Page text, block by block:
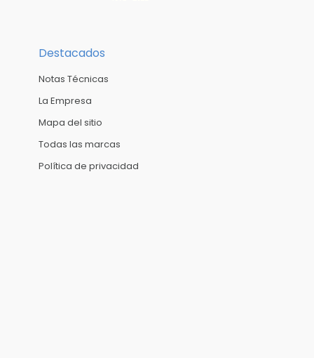
Destacados
Notas Técnicas
La Empresa
Mapa del sitio
Todas las marcas
Política de privacidad